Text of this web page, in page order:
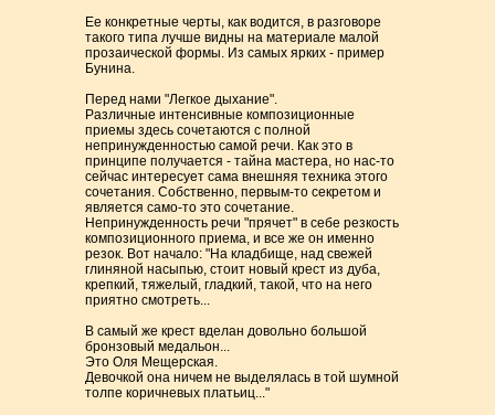
Ее конкретные черты, как водится, в разговоре
такого типа лучше видны на материале малой
прозаической формы. Из самых ярких - пример
Бунина.
Перед нами "Легкое дыхание".
Различные интенсивные композиционные
приемы здесь сочетаются с полной
непринужденностью самой речи. Как это в
принципе получается - тайна мастера, но нас-то
сейчас интересует сама внешняя техника этого
сочетания. Собственно, первым-то секретом и
является само-то это сочетание.
Непринужденность речи "прячет" в себе резкость
композиционного приема, и все же он именно
резок. Вот начало: "На кладбище, над свежей
глиняной насыпью, стоит новый крест из дуба,
крепкий, тяжелый, гладкий, такой, что на него
приятно смотреть...
В самый же крест вделан довольно большой
бронзовый медальон...
Это Оля Мещерская.
Девочкой она ничем не выделялась в той шумной
толпе коричневых платьиц..."